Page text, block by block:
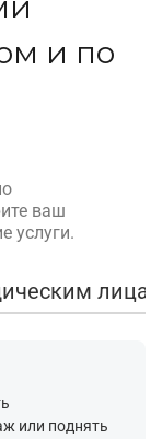
и по
ваш
услуги.
или поднять